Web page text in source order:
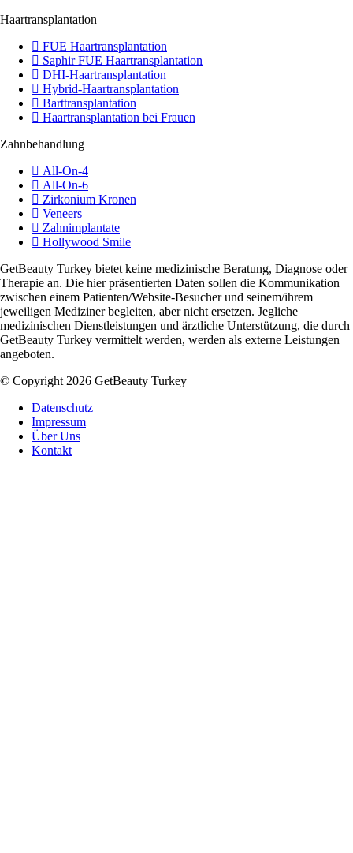
Haartransplantation
FUE Haartransplantation
Saphir FUE Haartransplantation
DHI-Haartransplantation
Hybrid-Haartransplantation
Barttransplantation
Haartransplantation bei Frauen
Zahnbehandlung
All-On-4
All-On-6
Zirkonium Kronen
Veneers
Zahnimplantate
Hollywood Smile
GetBeauty Turkey bietet keine medizinische Beratung, Diagnose oder
Therapie an. Die hier präsentierten Daten sollen die Kommunikation
zwischen einem Patienten/Website-Besucher und seinem/ihrem
jeweiligen Mediziner begleiten, aber nicht ersetzen. Jegliche
medizinischen Dienstleistungen und ärztliche Unterstützung, die durch
GetBeauty Turkey vermittelt werden, werden als externe Leistungen
angeboten.
© Copyright 2026 GetBeauty Turkey
Datenschutz
Impressum
Über Uns
Kontakt